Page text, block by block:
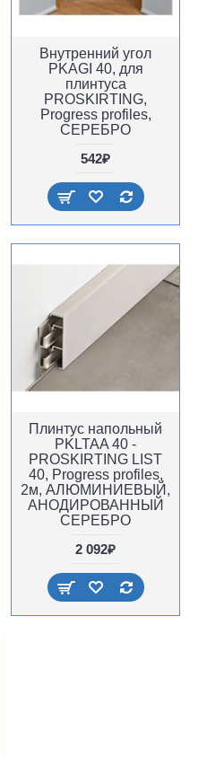
Внутренний угол
PKAGI 40, для
плинтуса
PROSKIRTING,
Progress profiles,
СЕРЕБРО
542₽
Плинтус напольный
PKLTAA 40 -
PROSKIRTING LIST
40, Progress profiles,
2м, АЛЮМИНИЕВЫЙ,
АНОДИРОВАННЫЙ
СЕРЕБРО
2 092₽